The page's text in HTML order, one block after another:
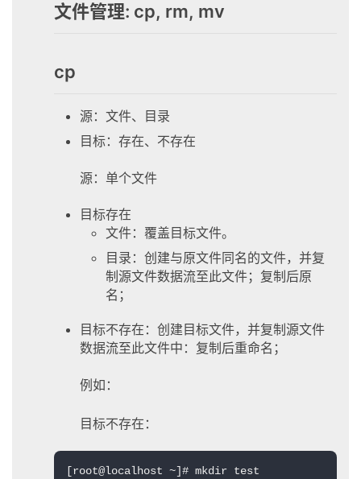
文件管理: cp, rm, mv
cp
源：文件、目录
目标：存在、不存在
源：单个文件
目标存在
文件：覆盖目标文件。
目录：创建与原文件同名的文件，并复
制源文件数据流至此文件；复制后原
名；
目标不存在：创建目标文件，并复制源文件
数据流至此文件中：复制后重命名；
例如：
目标不存在：
[root@localhost ~]# mkdir test